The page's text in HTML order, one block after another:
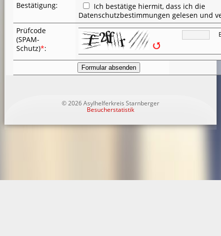
Bestätigung:
Ich bestätige hiermit, dass ich die
Datenschutzbestimmungen gelesen und
Prüfcode
(SPAM-
Schutz)*:
© 2026 Asylhelferkreis Starnberger
Besucherstatistik